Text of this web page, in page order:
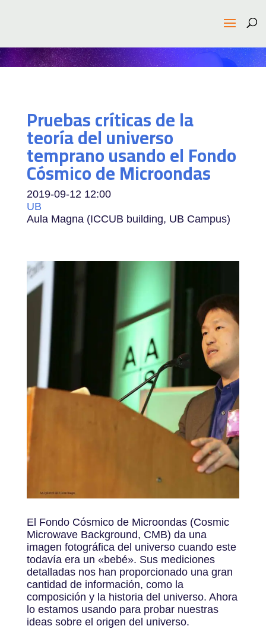
Pruebas críticas de la
teoría del universo
temprano usando el Fondo
Cósmico de Microondas
2019-09-12 12:00
UB
Aula Magna (ICCUB building, UB Campus)
El Fondo Cósmico de Microondas (Cosmic
Microwave Background, CMB) da una
imagen fotográfica del universo cuando este
todavía era un «bebé». Sus mediciones
detalladas nos han proporcionado una gran
cantidad de información, como la
composición y la historia del universo. Ahora
lo estamos usando para probar nuestras
ideas sobre el origen del universo.